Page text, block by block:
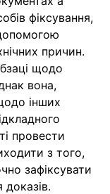
фіксування,
причин.
щодо
вона,
інших
провести
з того,
зафіксувати